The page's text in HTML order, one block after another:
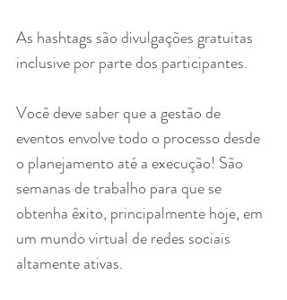
As hashtags são divulgações gratuitas
inclusive por parte dos participantes.
Você deve saber que a gestão de
eventos envolve todo o processo desde
o planejamento até a execução! São
semanas de trabalho para que se
obtenha êxito, principalmente hoje, em
um mundo virtual de redes sociais
altamente ativas.